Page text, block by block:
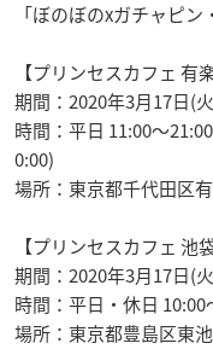
「ぼのぼのxガチャピン
【プリンセスカフェ 有
期間：2020年3月17日(
時間：平日 11:00〜
0:00)
場所：東京都千代田区
【プリンセスカフェ 池
期間：2020年3月17日(
時間：平日・休日 10:00
場所：東京都豊島区東